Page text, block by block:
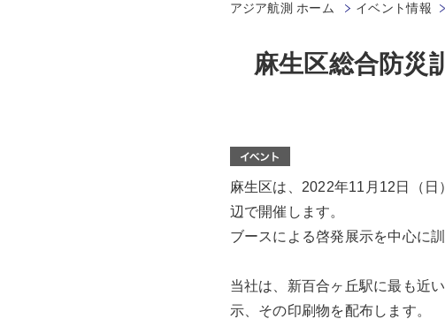
アジア航測 ホーム イベント情報
麻生区総合防災
麻生区は、2022年11月12日（
辺で開催します。
ブースによる啓発展示を中心に
当社は、新百合ヶ丘駅に最も近
示、その印刷物を配布します。